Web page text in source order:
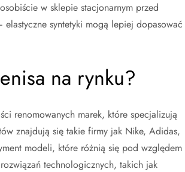
w sklepie stacjonarnym przed
syntetyki mogą lepiej dopasować
na rynku?
renomowanych marek, które specjalizują
znajdują się takie firmy jak Nike, Adidas,
modeli, które różnią się pod względem
technologicznych, takich jak